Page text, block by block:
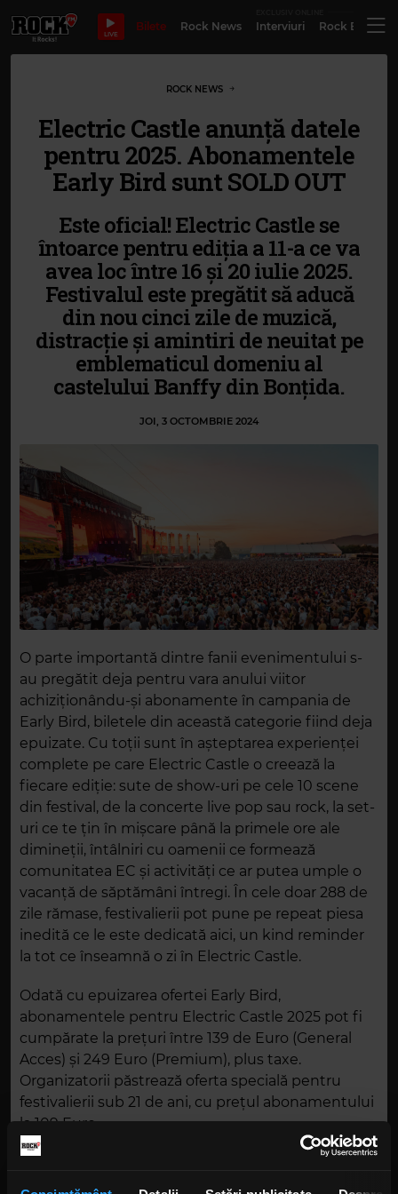
LIVE
Bilete Rock News Interviuri Rock
ROCK NEWS
Electric Castle anunță datele
pentru 2025. Abonamentele
Early Bird sunt SOLD OUT
Este oficial! Electric Castle se
întoarce pentru ediția a 11-a ce va
avea loc între 16 și 20 iulie 2025.
Festivalul este pregătit să aducă
din nou cinci zile de muzică,
distracție și amintiri de neuitat pe
emblematicul domeniu al
castelului Banffy din Bonțida.
JOI, 3 OCTOMBRIE 2024
O parte importantă dintre fanii evenimentului s-
au pregătit deja pentru vara anului viitor
achiziționându-și abonamente în campania de
Early Bird, biletele din această categorie fiind deja
epuizate. Cu toții sunt în așteptarea experienței
complete pe care Electric Castle o creează la
fiecare ediție: sute de show-uri pe cele 10 scene
din festival, de la concerte live pop sau rock, la set-
uri ce te țin în mișcare până la primele ore ale
dimineții, întâlniri cu oamenii ce formează
comunitatea EC și activități ce ar putea umple o
vacanță de săptămâni întregi. În cele doar 288 de
zile rămase, festivalierii pot pune pe repeat piesa
inedită ce le este dedicată aici, un kind reminder
la tot ce înseamnă o zi în Electric Castle.
Odată cu epuizarea ofertei Early Bird,
abonamentele pentru Electric Castle 2025 pot fi
cumpărate la prețuri între 139 de Euro (General
Acces) și 249 Euro (Premium), plus taxe.
Organizatorii păstrează oferta specială pentru
festivalierii sub 21 de ani, cu prețul abonamentului
la 109 Euro.
Tot de astăzi, este disponibilă și oferta completă